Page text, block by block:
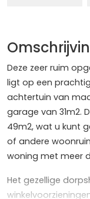
Deze zeer ruim
ligt op een
achtertuin van
garage van 31m2.
49m2, wat u kunt
of andere
woning met meer
Het gezellige